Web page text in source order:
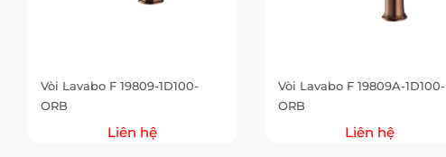
Vòi Lavabo F 19809-1D100-
ORB
Liên hệ
Vòi Lavabo F 19809A-1D100-
ORB
Liên hệ